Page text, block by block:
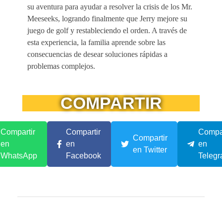
su aventura para ayudar a resolver la crisis de los Mr.
Meeseeks, logrando finalmente que Jerry mejore su
juego de golf y restableciendo el orden. A través de
esta experiencia, la familia aprende sobre las
consecuencias de desear soluciones rápidas a
problemas complejos.
COMPARTIR
Compartir
en
WhatsApp
Compartir
en
Facebook
Compartir
en Twitter
en